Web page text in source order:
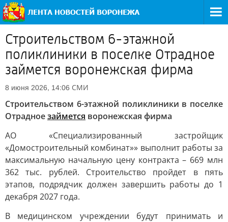
Строительством 6-этажной
поликлиники в поселке Отрадное
займется воронежская фирма
8 июня 2026, 14:06 СМИ
Строительством 6-этажной поликлиники в поселке
Отрадноезаймется воронежская фирма
АО «Специализированный застройщик
«Домостроительный комбинат»» выполнит работы за
максимальную начальную цену контракта – 669 млн
362 тыс. рублей. Строительство пройдет в пять
этапов, подрядчик должен завершить работы до 1
декабря 2027 года.
В медицинском учреждении будут принимать и